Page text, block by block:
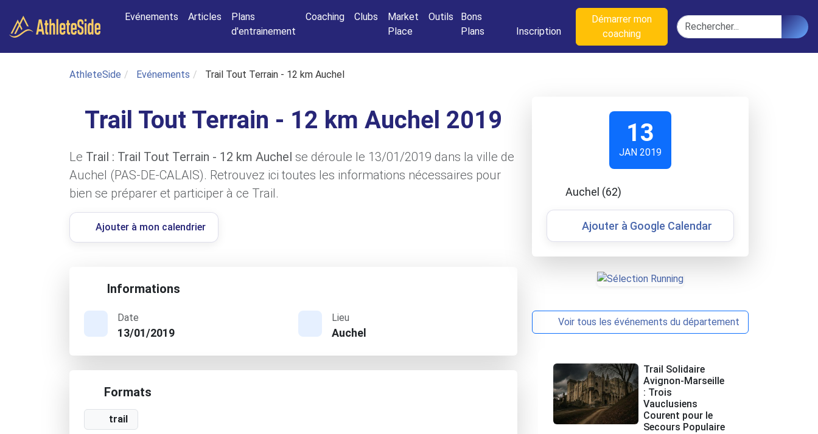
Evénements
Articles
Plans
d'entrainement
Coaching Clubs
Market
Place
Outils
Bons
Plans
Inscription
Démarrer mon
coaching
Rechercher
AthleteSide Evénements Trail Tout Terrain - 12 km Auchel
Trail Tout Terrain - 12 km Auchel 2019
Le Trail : Trail Tout Terrain - 12 km Auchel se déroule le 13/01/2019 dans la ville de
Auchel (PAS-DE-CALAIS). Retrouvez ici toutes les informations nécessaires pour
bien se préparer et participer à ce Trail.
Ajouter à mon calendrier
Informations
Date
13/01/2019
Lieu
Auchel
Formats
trail
13
JAN 2019
Auchel (62)
Ajouter à Google Calendar
Voir tous les événements du département
Trail Solidaire
Avignon-Marseille
: Trois
Vauclusiens
Courent pour le
Secours Populaire